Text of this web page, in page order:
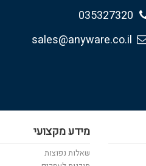
035327320
מידע מקצועי
שאלות נפוצות